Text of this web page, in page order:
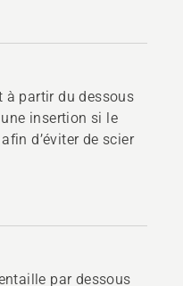
à partir du dessous
insertion si le
d’éviter de scier
par dessous